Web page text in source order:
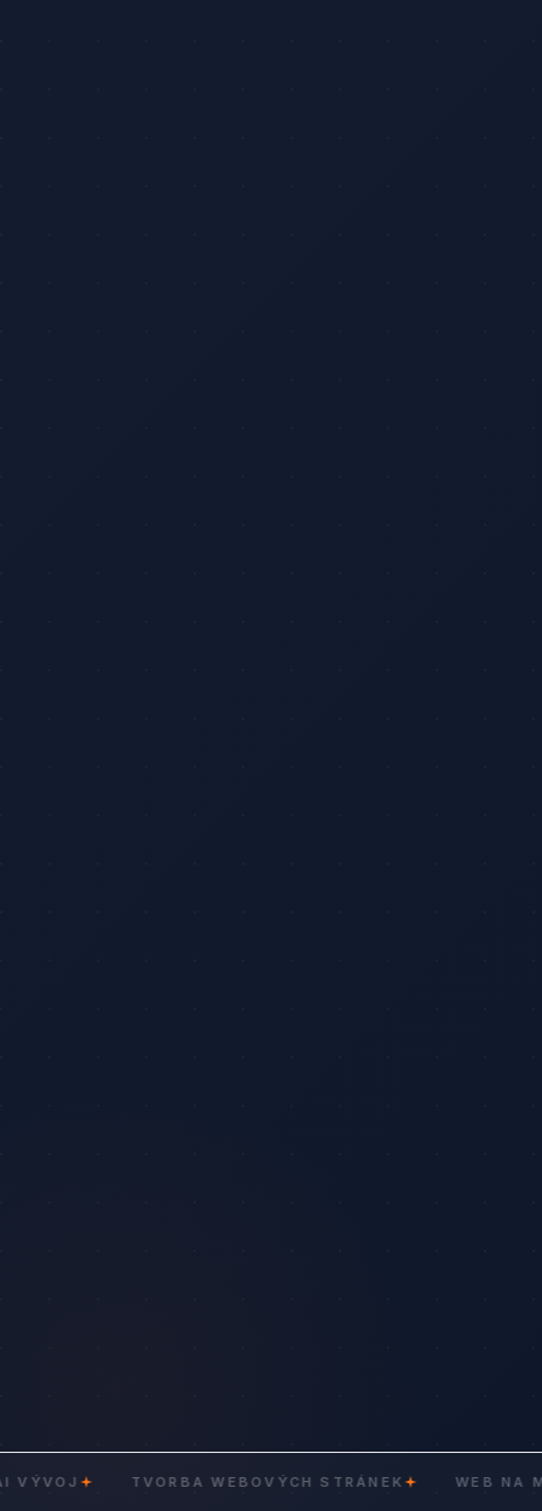
TVORBA WEBOVÝCH STRÁNEK WEB NA MÍRU